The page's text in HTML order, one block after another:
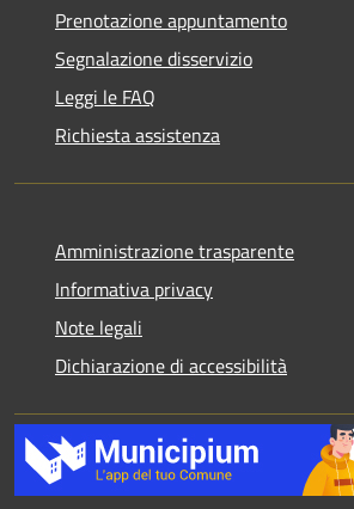
Prenotazione appuntamento
Segnalazione disservizio
Leggi le FAQ
Richiesta assistenza
Amministrazione trasparente
Informativa privacy
Note legali
Dichiarazione di accessibilità